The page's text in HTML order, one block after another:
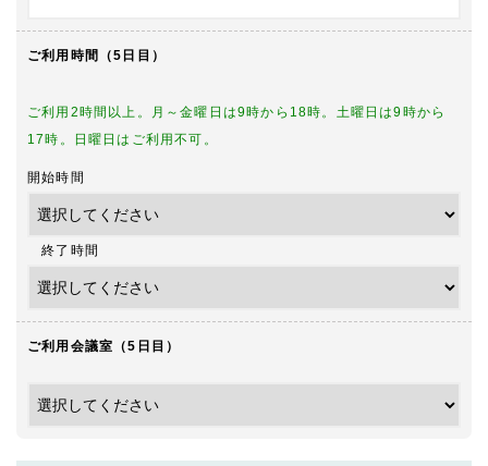
ご利用時間（5日目）
ご利用2時間以上。月～金曜日は9時から18時。土曜日は9時から
17時。日曜日はご利用不可。
開始時間
終了時間
ご利用会議室（5日目）